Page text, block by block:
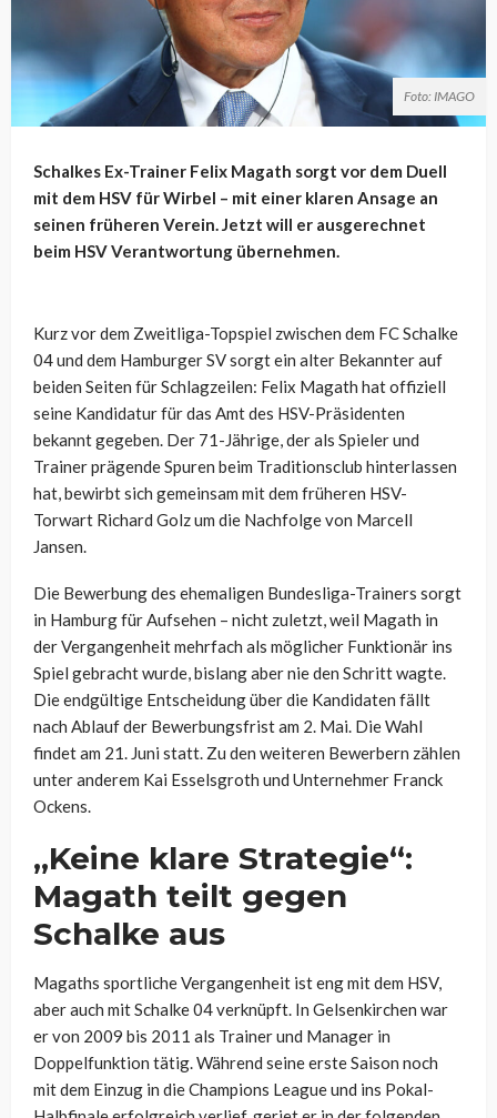
Foto: IMAGO
Schalkes Ex-Trainer Felix Magath sorgt vor dem Duell
mit dem HSV für Wirbel – mit einer klaren Ansage an
seinen früheren Verein. Jetzt will er ausgerechnet
beim HSV Verantwortung übernehmen.
Kurz vor dem Zweitliga-Topspiel zwischen dem FC Schalke
04 und dem Hamburger SV sorgt ein alter Bekannter auf
beiden Seiten für Schlagzeilen: Felix Magath hat offiziell
seine Kandidatur für das Amt des HSV-Präsidenten
bekannt gegeben. Der 71-Jährige, der als Spieler und
Trainer prägende Spuren beim Traditionsclub hinterlassen
hat, bewirbt sich gemeinsam mit dem früheren HSV-
Torwart Richard Golz um die Nachfolge von Marcell
Jansen.
Die Bewerbung des ehemaligen Bundesliga-Trainers sorgt
in Hamburg für Aufsehen – nicht zuletzt, weil Magath in
der Vergangenheit mehrfach als möglicher Funktionär ins
Spiel gebracht wurde, bislang aber nie den Schritt wagte.
Die endgültige Entscheidung über die Kandidaten fällt
nach Ablauf der Bewerbungsfrist am 2. Mai. Die Wahl
findet am 21. Juni statt. Zu den weiteren Bewerbern zählen
unter anderem Kai Esselsgroth und Unternehmer Franck
Ockens.
„Keine klare Strategie“:
Magath teilt gegen
Schalke aus
Magaths sportliche Vergangenheit ist eng mit dem HSV,
aber auch mit Schalke 04 verknüpft. In Gelsenkirchen war
er von 2009 bis 2011 als Trainer und Manager in
Doppelfunktion tätig. Während seine erste Saison noch
mit dem Einzug in die Champions League und ins Pokal-